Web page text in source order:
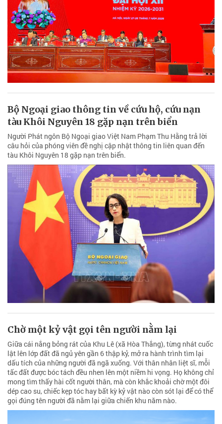
Bộ Ngoại giao thông tin về cứu hộ, cứu nạn
tàu Khôi Nguyên 18 gặp nạn trên biển
Người Phát ngôn Bộ Ngoại giao Việt Nam Phạm Thu Hằng trả lời
câu hỏi của phóng viên đề nghị cập nhật thông tin liên quan đến
tàu Khôi Nguyên 18 gặp nạn trên biển.
Chờ một kỷ vật gọi tên người nằm lại
Giữa cái nắng bỏng rát của Khu Lê (xã Hòa Thắng), từng nhát cuốc
lật lên lớp đất đã ngủ yên gần 6 thập kỷ, mở ra hành trình tìm lại
dấu tích của những người đã ngã xuống. Với thân nhân liệt sĩ, mỗi
tấc đất được bóc tách đều nhen lên một niềm hi vọng. Họ không chỉ
mong tìm thấy hài cốt người thân, mà còn khắc khoải chờ một đôi
dép cao su, chiếc kẹp tóc hay bất kỳ kỷ vật nào còn sót lại để có thể
gọi đúng tên người đã nằm lại giữa chiến khu năm nào.